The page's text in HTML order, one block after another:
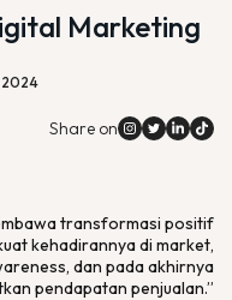
Marketing
2024
Share on
transformasi positif
kehadirannya di market,
dan pada akhirnya
pendapatan penjualan.”